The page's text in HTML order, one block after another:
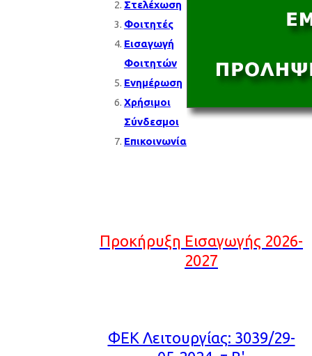
Στελέχωση
Φοιτητές
Εισαγωγή
Φοιτητών
Ενημέρωση
Χρήσιμοι
Σύνδεσμοι
Επικοινωνία
Προκήρυξη Εισαγωγής 2026-
2027
ΦΕΚ Λειτουργίας: 3039/29-